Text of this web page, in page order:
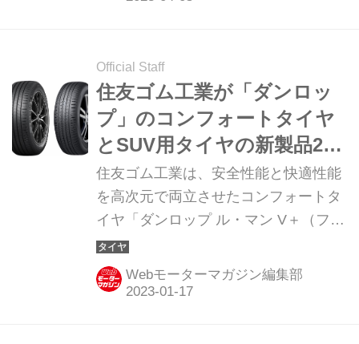
Official Staff
住友ゴム工業が「ダンロッ
プ」のコンフォートタイヤ
とSUV用タイヤの新製品2種
を発売
住友ゴム工業は、安全性能と快適性能
を高次元で両立させたコンフォートタ
イヤ「ダンロップ ル・マン V＋（ファ
イブプラス）」（タイトル写真左）
と、オンロードでの走行性能と快適性
能を追求したSUV用タイヤ「グラント
Webモーターマガジン編集部